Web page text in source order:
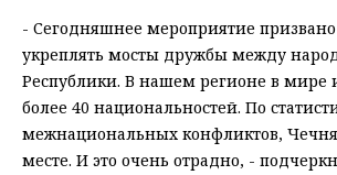
- Сегодняшнее мероприятие
укреплять мосты дружбы между
Республики. В нашем регионе в мире
более 40 национальностей. По
межнациональных конфликтов,
месте. И это очень отрадно, -